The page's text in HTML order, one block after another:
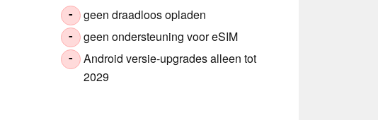
- geen draadloos opladen
- geen ondersteuning voor eSIM
-
Android versie-upgrades alleen tot
2029